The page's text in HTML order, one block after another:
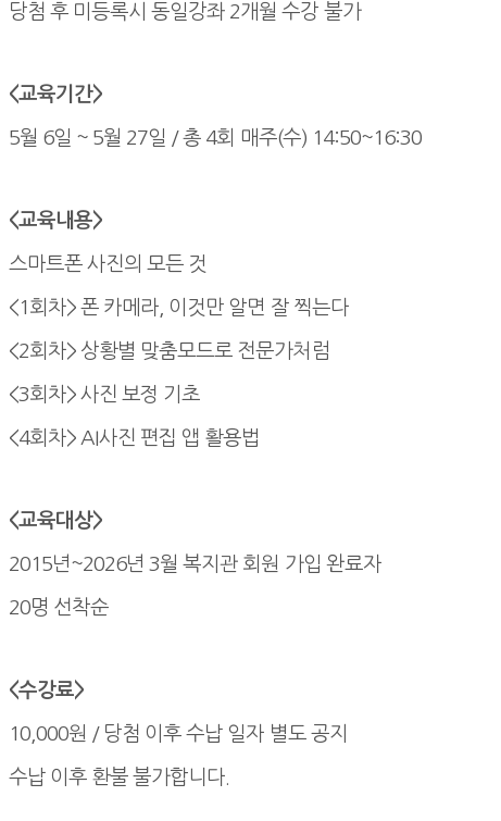
당첨 후 미등록시 동일강좌 2개월 수강 불가
<교육기간>
5월 6일 ~ 5월 27일 / 총 4회 매주(수) 14:50~16:30
<교육내용>
스마트폰 사진의 모든 것
<1회차>폰 카메라, 이것만 알면 잘 찍는다
<2회차> 상황별 맞춤모드로 전문가처럼
<3회차>사진 보정 기초
<4회차> AI사진 편집 앱 활용법
<교육대상>
2015년~2026년 3월 복지관 회원 가입 완료자
20명 선착순
<수강료>
10,000원 / 당첨 이후 수납 일자 별도 공지
수납 이후 환불 불가합니다.